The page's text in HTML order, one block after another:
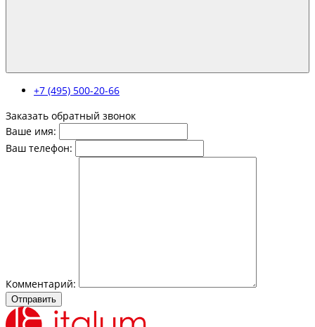
+7 (495) 500-20-66
Заказать обратный звонок
Ваше имя:
Ваш телефон:
Комментарий:
Отправить